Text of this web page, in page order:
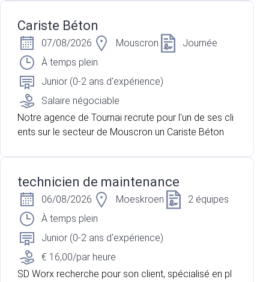
Cariste Béton
07/08/2026 Mouscron
Journée
À temps plein
Junior (0-2 ans d'expérience)
Salaire négociable
Notre agence de Tournai recrute pour l'un de ses cli
ents sur le secteur de Mouscron un Cariste Béton
technicien de maintenance
06/08/2026 Moeskroen
2 équipes
À temps plein
Junior (0-2 ans d'expérience)
€ 16,00/par heure
SD Worx recherche pour son client, spécialisé en pl